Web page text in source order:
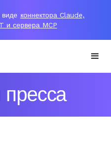
виде коннектора Claude,
и сервера MCP